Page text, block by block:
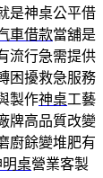
是神桌公平借
車借款當舖是
流行急需提供
困擾救急服務
製作神桌工藝
牌高品質改變
廚餘變堆肥有
明桌營業客製